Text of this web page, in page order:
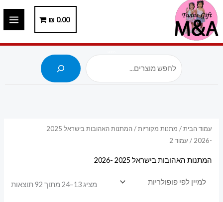
דילוג
לתוכן
0.00
₪
עמוד הבית/ מתנות מקוריות/
המתנות האהובות בישראל 2025
-2026
/ עמוד 2
המתנות האהובות בישראל 2025 -2026
מציג 13–24 מתוך 92 תוצאות